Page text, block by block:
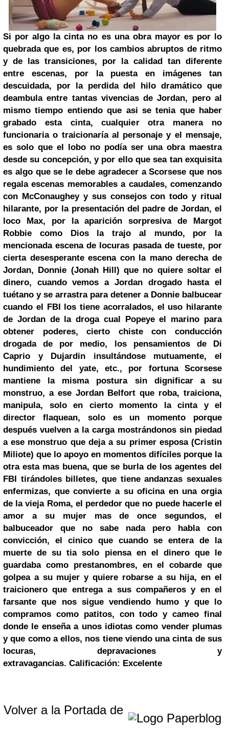
Si por algo la cinta no es una obra mayor es por lo
quebrada que es, por los cambios abruptos de ritmo
y de las transiciones, por la calidad tan diferente
entre escenas, por la puesta en imágenes tan
descuidada, por la perdida del hilo dramático que
deambula entre tantas vivencias de Jordan, pero al
mismo tiempo entiendo que asi se tenia que haber
grabado esta cinta, cualquier otra manera no
funcionaria o traicionaría al personaje y el mensaje,
es solo que el lobo no podía ser una obra maestra
desde su concepción, y por ello que sea tan exquisita
es algo que se le debe agradecer a Scorsese que nos
regala escenas memorables a caudales, comenzando
con McConaughey y sus consejos con todo y ritual
hilarante, por la presentación del padre de Jordan, el
loco Max, por la aparición sorpresiva de Margot
Robbie como Diosla trajo al mundo, por la
mencionada escena de locuras pasada de tueste, por
cierta desesperante escena con la mano derecha de
Jordan, Donnie (Jonah Hill) que no quiere soltar el
dinero, cuando vemos a Jordan drogado hasta el
tuétano y se arrastra para detener a Donnie balbucear
cuando el FBI los tiene acorralados, el uso hilarante
de Jordan de la droga cual Popeye el marino para
obtener poderes, cierto chiste con conducción
drogada de por medio, los pensamientos de Di
Caprio y Dujardin insultándose mutuamente, el
hundimiento del yate, etc., por fortuna Scorsese
mantiene la misma postura sin dignificar a su
monstruo, a ese Jordan Belfort que roba, traiciona,
manipula, solo en cierto momento la cinta y el
director flaquean, solo es un momento porque
después vuelven a la carga mostrándonos sin piedad
a ese monstruo que deja a su primer esposa (Cristin
Miliote) que lo apoyo en momentos difíciles porque la
otra esta mas buena, que se burla de los agentes del
FBI tirándoles billetes, que tiene andanzas sexuales
enfermizas, que convierte a su oficina en una orgia
de la vieja Roma, el perdedor que no puede hacerle el
amor a su mujer mas de once segundos, el
balbuceador que no sabe nada pero habla con
convicción, el cinico que cuando se entera de la
muerte de su tia solo piensa en el dinero que le
guardaba como prestanombres, en el cobarde que
golpea a su mujer y quiere robarse a su hija, en el
traicionero que entrega a sus compañeros y en el
farsante que nos sigue vendiendo humo y que lo
compramos como patitos, con todo y cameo final
donde le enseña a unos idiotas como vender plumas
y que como a ellos, nos tiene viendo una cinta de sus
locuras, depravaciones y
extravagancias. Calificación: Excelente
Volver a la Portada de